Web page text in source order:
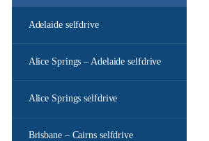
Adelaide selfdrive
Alice Springs – Adelaide selfdrive
Alice Springs selfdrive
Brisbane – Cairns selfdrive